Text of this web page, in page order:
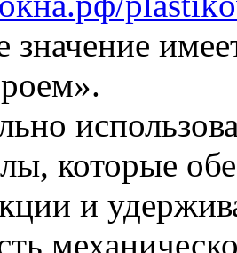
значение
которые
и